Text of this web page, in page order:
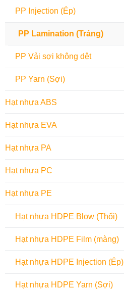
PP Injection (Ép)
PP Lamination (Tráng)
PP Vải sợi không dệt
PP Yarn (Sợi)
Hạt nhựa ABS
Hạt nhựa EVA
Hạt nhựa PA
Hạt nhựa PC
Hạt nhựa PE
Hạt nhựa HDPE Blow (Thổi)
Hạt nhựa HDPE Film (màng)
Hạt nhựa HDPE Injection (Ép)
Hạt nhựa HDPE Yarn (Sợi)